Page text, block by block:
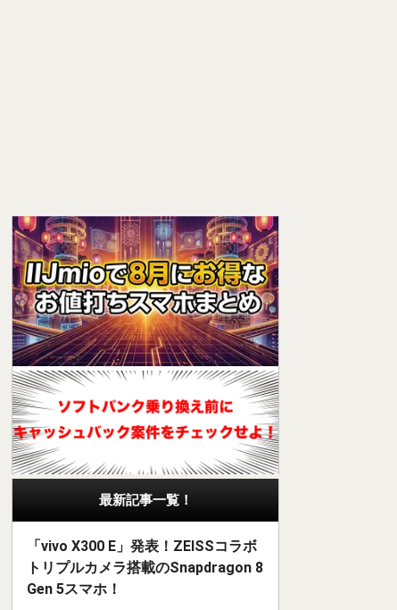
最新記事一覧！
「vivo X300 E」発表！ZEISSコラボ
トリプルカメラ搭載のSnapdragon 8
Gen 5スマホ！